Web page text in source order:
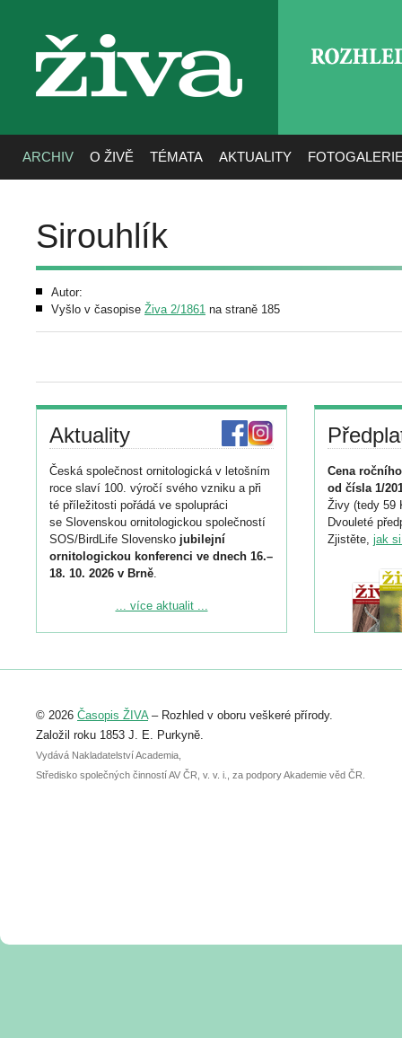
živa
ARCHIV O ŽIVĚ TÉMATA AKTUALITY
Sirouhlík
Autor:
Vyšlo v časopise Živa 2/1861 na straně 185
Aktuality
Česká společnost ornitologická v letošním
roce slaví 100. výročí svého vzniku a při
té příležitosti pořádá ve spolupráci
se Slovenskou ornitologickou společností
SOS/BirdLife Slovensko jubilejní
ornitologickou konferenci ve dnech 16.–
18. 10. 2026 v Brně.
Podrobnější informace ke konferenci
Registrovat se můžete do 6. září.
abstraktu přihlášené přednášky nebo
posteru je už 30. června.
... více aktualit ...
Cena
od čísla 1/
Živy (tedy 59
Dvouleté
Zjistěte, jak
© 2026 Časopis ŽIVA– Rozhled v oboru veškeré přírody.
Založil roku 1853 J. E. Purkyně.
Vydává Nakladatelství Academia,
Středisko společných činností AV ČR, v. v. i., za podpory Akademie věd ČR.